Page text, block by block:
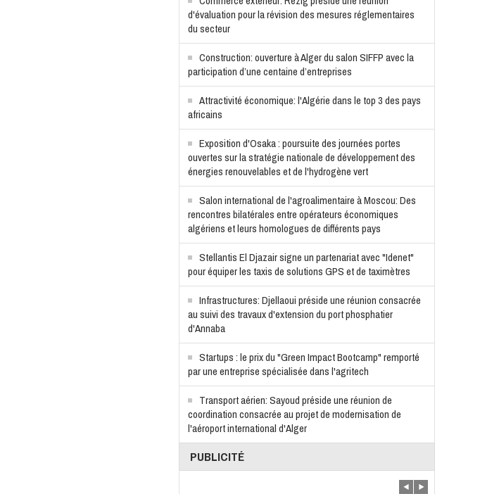
d'évaluation pour la révision des mesures réglementaires
du secteur
Construction: ouverture à Alger du salon SIFFP avec la
participation d’une centaine d’entreprises
Attractivité économique: l'Algérie dans le top 3 des pays
africains
Exposition d'Osaka : poursuite des journées portes
ouvertes sur la stratégie nationale de développement des
énergies renouvelables et de l'hydrogène vert
Salon international de l'agroalimentaire à Moscou: Des
rencontres bilatérales entre opérateurs économiques
algériens et leurs homologues de différents pays
Stellantis El Djazair signe un partenariat avec "Idenet"
pour équiper les taxis de solutions GPS et de taximètres
Infrastructures: Djellaoui préside une réunion consacrée
au suivi des travaux d'extension du port phosphatier
d'Annaba
Startups : le prix du "Green Impact Bootcamp" remporté
par une entreprise spécialisée dans l'agritech
Transport aérien: Sayoud préside une réunion de
coordination consacrée au projet de modernisation de
l'aéroport international d'Alger
PUBLICITÉ